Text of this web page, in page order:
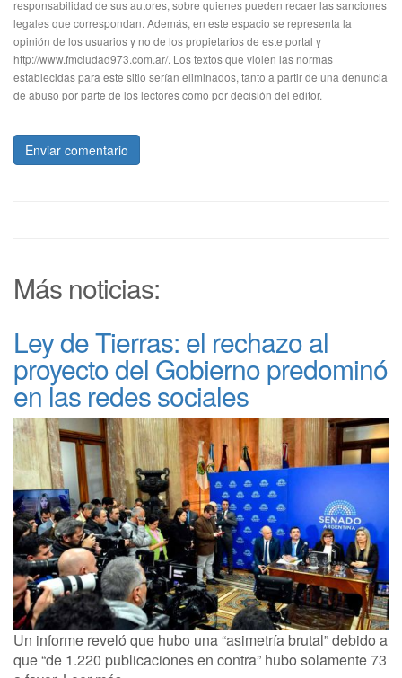
responsabilidad de sus autores, sobre quienes pueden recaer las sanciones
legales que correspondan. Además, en este espacio se representa la
opinión de los usuarios y no de los propietarios de este portal y
http://www.fmciudad973.com.ar/. Los textos que violen las normas
establecidas para este sitio serían eliminados, tanto a partir de una denuncia
de abuso por parte de los lectores como por decisión del editor.
Enviar comentario
Más noticias:
Ley de Tierras: el rechazo al
proyecto del Gobierno predominó
en las redes sociales
Un informe reveló que hubo una “asimetría brutal” debido a
que “de 1.220 publicaciones en contra” hubo solamente 73